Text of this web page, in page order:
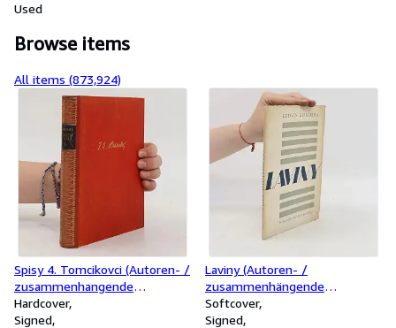
Used
Browse items
All items (873,924)
Spisy 4. Tomcikovci (Autoren- /
zusammenhangende
Unterschrift)
Hardcover
Signed
Laviny (Autoren- /
zusammenhängende
Unterschrift)
Softcover
Signed